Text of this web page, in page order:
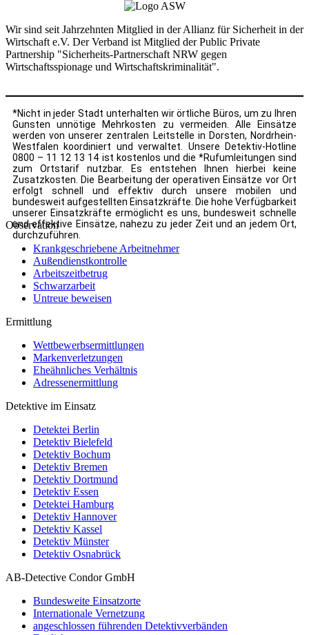
Wir sind seit Jahrzehnten Mitglied in der Allianz für Sicherheit in der
Wirtschaft e.V. Der Verband ist Mitglied der Public Private
Partnership "Sicherheits-Partnerschaft NRW gegen
Wirtschaftsspionage und Wirtschaftskriminalität".
*Nicht in jeder Stadt unterhalten wir örtliche Büros, um zu Ihren
Gunsten unnötige Mehrkosten zu vermeiden. Alle Einsätze
werden von unserer zentralen Leitstelle in Dorsten, Nordrhein-
Westfalen koordiniert und verwaltet. Unsere Detektiv-Hotline
0800 – 11 12 13 14 ist kostenlos und die *Rufumleitungen sind
zum Ortstarif nutzbar. Es entstehen Ihnen hierbei keine
Zusatzkosten. Die Bearbeitung der operativen Einsätze vor Ort
erfolgt schnell und effektiv durch unsere mobilen und
bundesweit aufgestellten Einsatzkräfte. Die hohe Verfügbarkeit
unserer Einsatzkräfte ermöglicht es uns, bundesweit schnelle
und effektive Einsätze, nahezu zu jeder Zeit und an jedem Ort,
durchzuführen.
Observation
Krankgeschriebene Arbeitnehmer
Außendienstkontrolle
Arbeitszeitbetrug
Schwarzarbeit
Untreue beweisen
Ermittlung
Wettbewerbsermittlungen
Markenverletzungen
Eheähnliches Verhältnis
Adressenermittlung
Detektive im Einsatz
Detektei Berlin
Detektiv Bielefeld
Detektiv Bochum
Detektiv Bremen
Detektiv Dortmund
Detektiv Essen
Detektei Hamburg
Detektiv Hannover
Detektiv Kassel
Detektiv Münster
Detektiv Osnabrück
AB-Detective Condor GmbH
Bundesweite Einsatzorte
Internationale Vernetzung
angeschlossen führenden Detektivverbänden